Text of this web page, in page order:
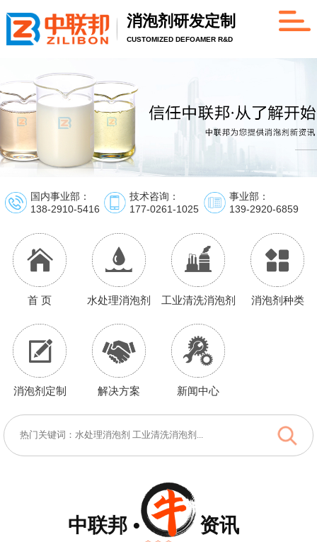
消泡剂研发定制
CUSTOMIZED DEFOAMER R&D
国内事业部：
138-2910-5416
技术咨询：
177-0261-1025
事业部：
139-2920-6859
首 页 水处理消泡剂 工业清洗消泡剂 消泡剂种类
消泡剂定制 解决方案 新闻中心
中联邦 • 资讯